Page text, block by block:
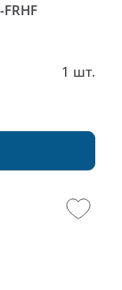
1 шт.